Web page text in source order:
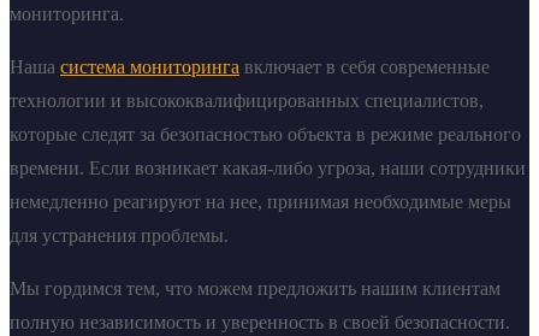
мониторинга.
Наша система мониторинга включает в себя современные
технологии и высококвалифицированных специалистов,
которые следят за безопасностью объекта в режиме реального
времени. Если возникает какая-либо угроза, наши сотрудники
немедленно реагируют на нее, принимая необходимые меры
для устранения проблемы.
Мы гордимся тем, что можем предложить нашим клиентам
полную независимость и уверенность в своей безопасности.